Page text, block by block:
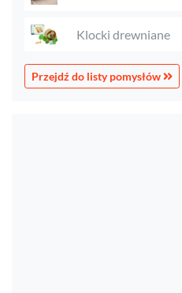
Klocki drewniane
Przejdź do listy pomysłów